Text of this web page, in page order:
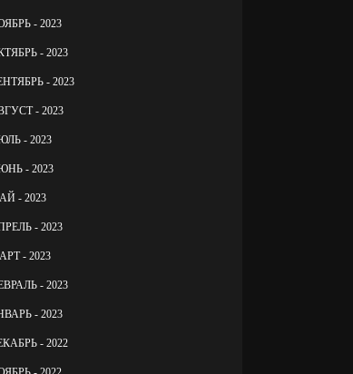
- 2023
- 2023
- 2023
- 2023
- 2023
- 2023
- 2023
- 2023
- 2023
- 2023
- 2023
- 2022